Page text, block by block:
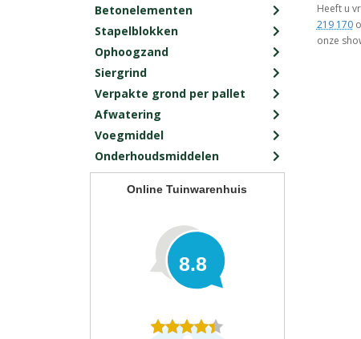
Betonelementen
Stapelblokken
Ophoogzand
Siergrind
Verpakte grond per pallet
Afwatering
Voegmiddel
Onderhoudsmiddelen
Online Tuinwarenhuis
8.8
Heeft u
219 170
onze